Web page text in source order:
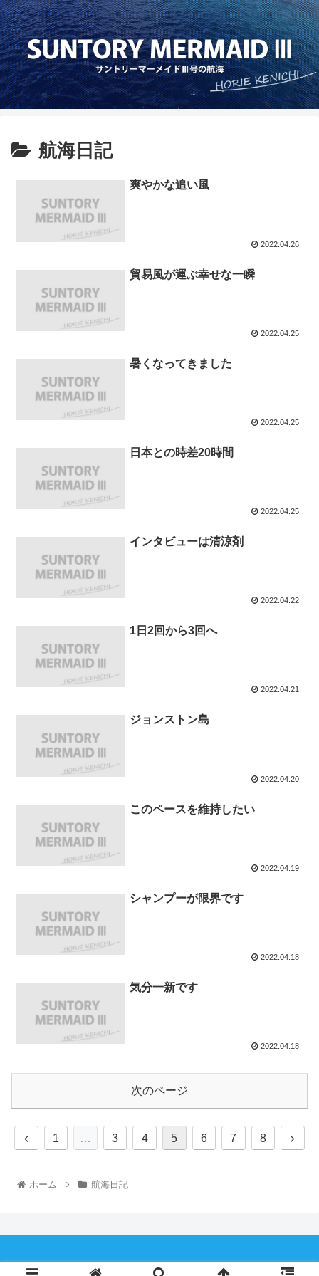
航海日記
爽やかな追い風
2022.04.26
貿易風が運ぶ幸せな一瞬
2022.04.25
暑くなってきました
2022.04.25
日本との時差20時間
2022.04.25
インタビューは清涼剤
2022.04.22
1日2回から3回へ
2022.04.21
ジョンストン島
2022.04.20
このペースを維持したい
2022.04.19
シャンプーが限界です
2022.04.18
気分一新です
2022.04.18
次のページ
1 … 3 4 5 6 7 8
ホーム 航海日記